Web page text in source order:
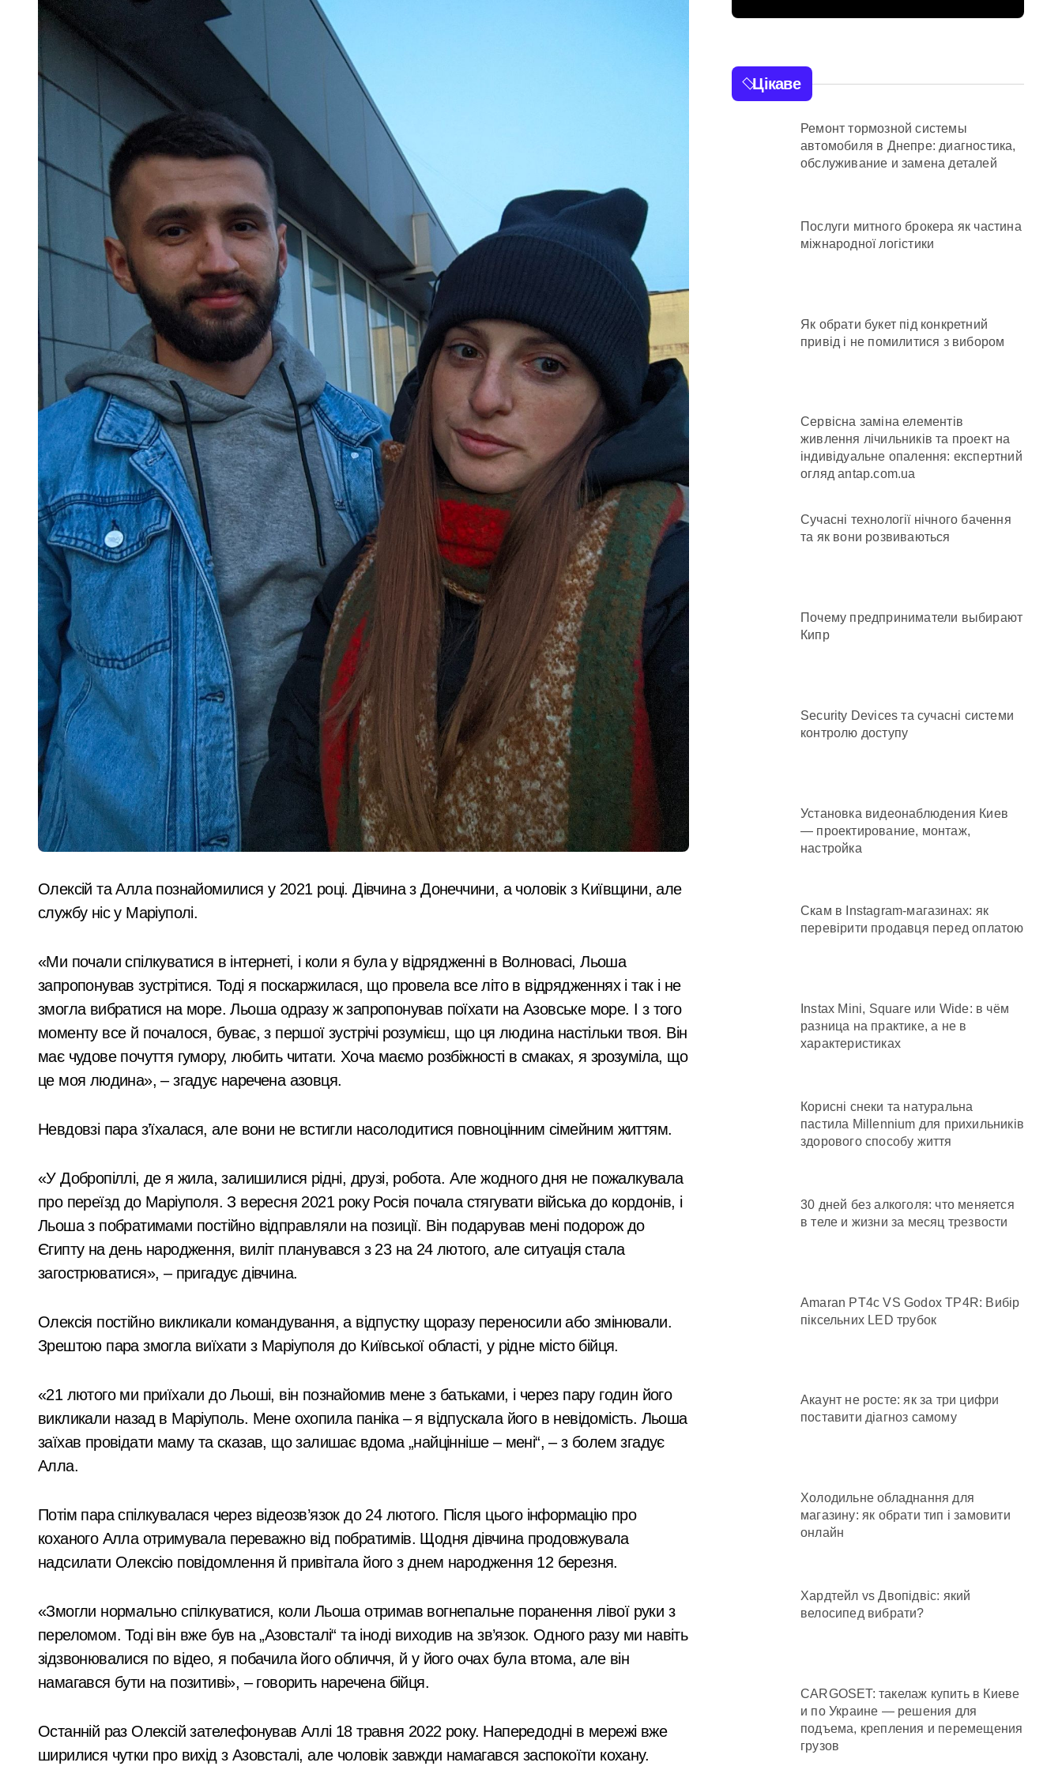
Смертельний обстріл станції на Київщині: пояснення Укрзалізниці щодо заборони руху поїздів під час атак
Жахливі умови для дітей: у київській філії табору «Артек» в Пущі-Водиці виявили бруд, плісняву та гнилі фрукти
СБУ затримала коригувальника ФСБ, який наводив ракети та дрони на Київ
У Києві розпочали розслідування через жахливі умови утримання близько 30 втомлених доберманів у розпліднику
Почему предприниматели выбирают Кипр
Більше 442 тисяч ВПО у Києві: як переселенці знаходять своє місце в столиці та яку підтримку отримують
Обіцяли величезні доходи, але забирали все: у Києві викрили call-центр, що ошукав чеських пенсіонерів на майже 9 млн грн
План підготовки Києва до зимового сезону виконано лише на 6%: причини побоювань посадовців КМДА у витратах
Security Devices та сучасні системи контролю доступу
Затримання завершилося конфліктом: киянин та його спільник напали на прикордонника під час спроби прориву до Молдови
Витік аміаку в Києві після ракетного удару: що відбувається у столиці та чи існує загроза
Установка видеонаблюдения Киев — проектирование, монтаж, настройка
Скам в Instagram-магазинах: як перевірити продавця перед оплатою
У Києві через суд повернули громаді ділянку вартістю 10 млн грн, що була захоплена для самочинної забудови під оренду
У липні в лікарнях Київщини з’явилося майже 500 новонароджених: найактивніші медзаклади
Суд у Києві розгляне справу організатора схеми підробки інвалідності за $28 тис. і статусу «обмежено придатного» за $15 тис.
Психіатра з Київщини спіймали на хабарі у $2000 за ненастоящий діагноз
Олексій та Алла познайомилися у 2021 році. Дівчина з Донеччини, а чоловік з Київщини, але
службу ніс у Маріуполі.
«Ми почали спілкуватися в інтернеті, і коли я була у відрядженні в Волновасі, Льоша
запропонував зустрітися. Тоді я поскаржилася, що провела все літо в відрядженнях і так і не
змогла вибратися на море. Льоша одразу ж запропонував поїхати на Азовське море. І з того
моменту все й почалося, буває, з першої зустрічі розумієш, що ця людина настільки твоя. Він
має чудове почуття гумору, любить читати. Хоча маємо розбіжності в смаках, я зрозуміла, що
це моя людина», – згадує наречена азовця.
Невдовзі пара з’їхалася, але вони не встигли насолодитися повноцінним сімейним життям.
«У Добропіллі, де я жила, залишилися рідні, друзі, робота. Але жодного дня не пожалкувала
про переїзд до Маріуполя. З вересня 2021 року Росія почала стягувати війська до кордонів, і
Льоша з побратимами постійно відправляли на позиції. Він подарував мені подорож до
Єгипту на день народження, виліт планувався з 23 на 24 лютого, але ситуація стала
загострюватися», – пригадує дівчина.
Олексія постійно викликали командування, а відпустку щоразу переносили або змінювали.
Зрештою пара змогла виїхати з Маріуполя до Київської області, у рідне місто бійця.
«21 лютого ми приїхали до Льоші, він познайомив мене з батьками, і через пару годин його
викликали назад в Маріуполь. Мене охопила паніка – я відпускала його в невідомість. Льоша
заїхав провідати маму та сказав, що залишає вдома „найцінніше – мені“, – з болем згадує
Алла.
Потім пара спілкувалася через відеозв’язок до 24 лютого. Після цього інформацію про
коханого Алла отримувала переважно від побратимів. Щодня дівчина продовжувала
надсилати Олексію повідомлення й привітала його з днем народження 12 березня.
«Змогли нормально спілкуватися, коли Льоша отримав вогнепальне поранення лівої руки з
переломом. Тоді він вже був на „Азовсталі“ та іноді виходив на зв’язок. Одного разу ми навіть
зідзвонювалися по відео, я побачила його обличчя, й у його очах була втома, але він
намагався бути на позитиві», – говорить наречена бійця.
Останній раз Олексій зателефонував Аллі 18 травня 2022 року. Напередодні в мережі вже
ширилися чутки про вихід з Азовсталі, але чоловік завжди намагався заспокоїти кохану.
ненастоящий
діагноз
Цікаве
Ремонт тормозной системы
автомобиля в Днепре: диагностика,
обслуживание и замена деталей
Послуги митного брокера як частина
міжнародної логістики
Як обрати букет під конкретний
привід і не помилитися з вибором
Сервісна заміна елементів
живлення лічильників та проект на
індивідуальне опалення: експертний
огляд antap.com.ua
Сучасні технології нічного бачення
та як вони розвиваються
Почему предприниматели выбирают
Кипр
Security Devices та сучасні системи
контролю доступу
Установка видеонаблюдения Киев
— проектирование, монтаж,
настройка
Скам в Instagram-магазинах: як
перевірити продавця перед оплатою
Instax Mini, Square или Wide: в чём
разница на практике, а не в
характеристиках
Корисні снеки та натуральна
пастила Millennium для прихильників
здорового способу життя
30 дней без алкоголя: что меняется
в теле и жизни за месяц трезвости
Amaran PT4c VS Godox TP4R: Вибір
піксельних LED трубок
Акаунт не росте: як за три цифри
поставити діагноз самому
Холодильне обладнання для
магазину: як обрати тип і замовити
онлайн
Хардтейл vs Двопідвіс: який
велосипед вибрати?
CARGOSET: такелаж купить в Киеве
и по Украине — решения для
подъема, крепления и перемещения
грузов